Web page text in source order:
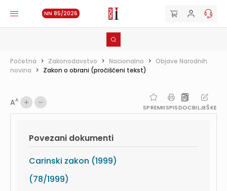
NN 85/2026
Početna > Zakonodavstvo > Nacionalno > Objave Narodnih
novina > Zakon o obrani (pročiščeni tekst)
AA
SPREMIISPISDOCBILJEŠKE
Povezani dokumenti
Carinski zakon (1999)
(78/1999)